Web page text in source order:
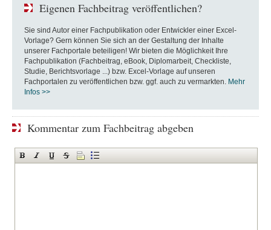
Eigenen Fachbeitrag veröffentlichen?
Sie sind Autor einer Fachpublikation oder Entwickler einer Excel-
Vorlage? Gern können Sie sich an der Gestaltung der Inhalte
unserer Fachportale beteiligen! Wir bieten die Möglichkeit Ihre
Fachpublikation (Fachbeitrag, eBook, Diplomarbeit, Checkliste,
Studie, Berichtsvorlage ...) bzw. Excel-Vorlage auf unseren
Fachportalen zu veröffentlichen bzw. ggf. auch zu vermarkten. Mehr
Infos >>
Kommentar zum Fachbeitrag abgeben